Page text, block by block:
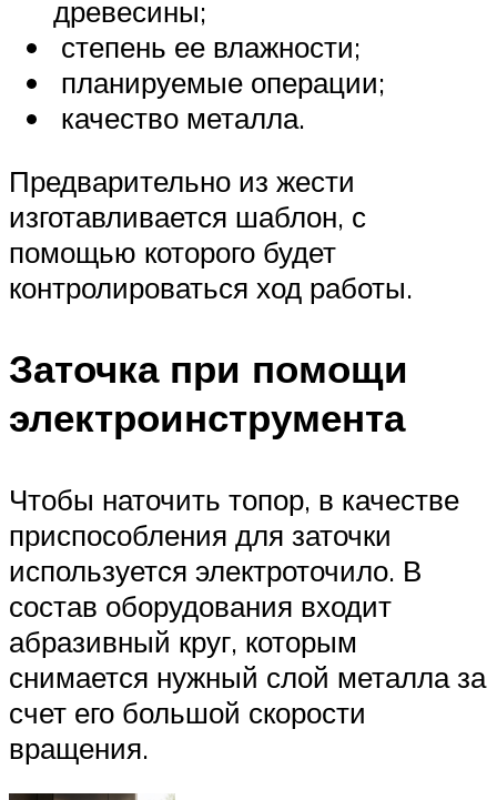
древесины;
­ степень ее влажности;
­ планируемые операции;
­ качество металла.
Предварительно из жести
изготавливается шаблон, с
помощью которого будет
контролироваться ход работы.
Заточка при помощи
электроинструмента
Чтобы наточить топор, в качестве
приспособления для заточки
используется электроточило. В
состав оборудования входит
абразивный круг, которым
снимается нужный слой металла за
счет его большой скорости
вращения.